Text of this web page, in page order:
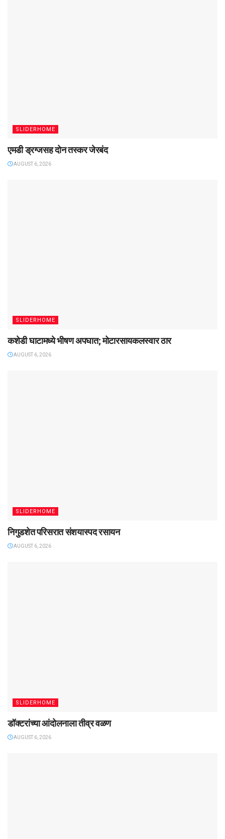
SLIDERHOME
एमडी ड्रग्जसह दोन तस्कर जेरबंद
AUGUST 6, 2026
SLIDERHOME
कशेडी घाटामध्ये भीषण अपघात; मोटारसायकलस्वार ठार
AUGUST 6, 2026
SLIDERHOME
निगुडशेत परिसरात संशयास्पद रसायन
AUGUST 6, 2026
SLIDERHOME
डॉक्टरांच्या आंदोलनाला तीव्र वळण
AUGUST 6, 2026